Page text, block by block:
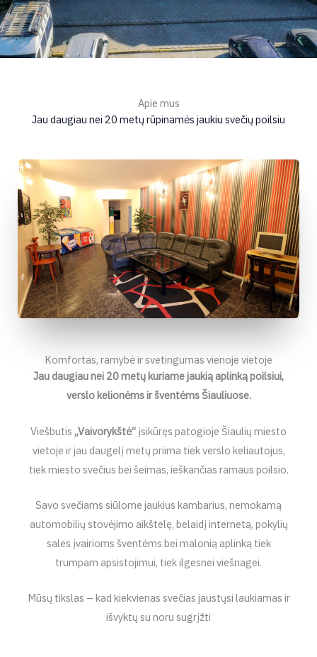
Apie mus
Jau daugiau nei 20 metų rūpinamės jaukiu svečių poilsiu
Komfortas, ramybė ir svetingumas vienoje vietoje
Jau daugiau nei 20 metų kuriame jaukią aplinką poilsiui,
verslo kelionėms ir šventėms Šiauliuose.
Viešbutis „Vaivorykštė“ įsikūręs patogioje Šiaulių miesto
vietoje ir jau daugelį metų priima tiek verslo keliautojus,
tiek miesto svečius bei šeimas, ieškančias ramaus poilsio.
Savo svečiams siūlome jaukius kambarius, nemokamą
automobilių stovėjimo aikštelę, belaidį internetą, pokylių
sales įvairioms šventėms bei malonią aplinką tiek
trumpam apsistojimui, tiek ilgesnei viešnagei.
Mūsų tikslas – kad kiekvienas svečias jaustųsi laukiamas ir
išvyktų su noru sugrįžti